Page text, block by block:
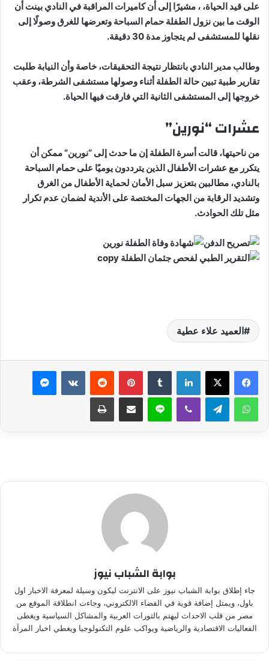
على قيد الحياة، ، مشيرًا إلى أن كاميرات المراقبة في النادي بينت أن
الوقت ما بين نزول الطفلة حمام السباحة وتعرضها للغرق وصولًا إلى
نقلها للمستشفى لم يتجاوز مدة 30 دقيقة.
وطالب مدير النادي بانتظار نتيجة التحقيقات، خاصة وأن النيابة طلبت
تقارير طبية تبين حالة الطفلة أثناء وصولها مستشفى الشرطة، وعقب
خروجها إلى المستشفى الثانية التي فارقت فيها الحياة.
عشرات “نورين”
من ناحيتها، قالت أسرة الطفلة إن ما حدث إلى “نورين” ممكن أن
يتكرر مع عشرات الأطفال الذين يترددون يوميًا على حمام السباحة
بالنادي، مطالبين بتعزيز سبل الأمان لحماية الأطفال من الغرق
وتشديد الرقابة من الجهات المختصة على الأندية لضمان عدم تكرار
مثل تلك الحوادث.
العميد علاء عطية
لينكدإن بينتيريست ماسنجر
واتساب تيلقرام ڤايبر لاين مشاركة عبر البريد طباعة
بوابة الشباب نيوز
جاء إطلاق بوابة الشباب نيوز على الانترنت ليكون وسيلة لمعرفة الاخبار اول
باول، ويمثل إضافة قوية في الفضاء الالكتروني، وجاءت انطلاقة الموقع من
مصر من قلب الاحداث ليهتم بالثورات العربية والمشاكل السياسية ويغطى
الفعاليات الاقتصادية والرياضية ويواكب علوم التكنولوجيا ويغطي اخبار المرآة